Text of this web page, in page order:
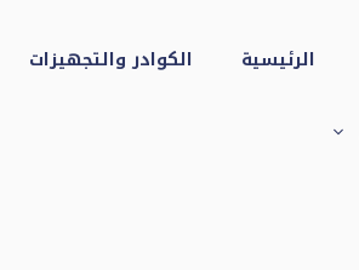
الرئيسية الكوادر والتجهيزات